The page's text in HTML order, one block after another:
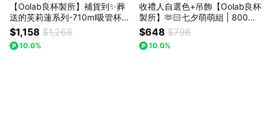
【Oolab良杯製所】補貨到✨葬
送的芙莉蓮系列-710ml吸管杯+
葬送的芙莉蓮系列吸管蓋｜贈品
吸管刷+縫隙刷🚗快速出貨
$1,158 $1,268
10.0%
收禮人自選色+吊飾【Oolab良杯
製所】🫶🏻七夕萌萌組 | 800ml
豆沙吸管杯 鼠鼠吊飾組🚗快速出
貨
$648 $798
10.0%